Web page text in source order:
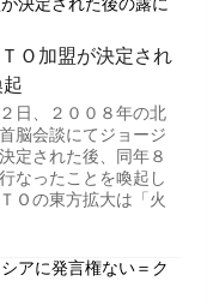
Ｏ加盟が決定され
日、２００８年の北
脳会談にてジョージ
定された後、同年８
なったことを喚起し
Ｏの東方拡大は「火